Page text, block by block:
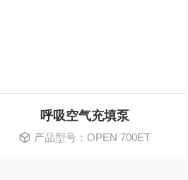
呼吸空气充填泵
产品型号：OPEN 700ET